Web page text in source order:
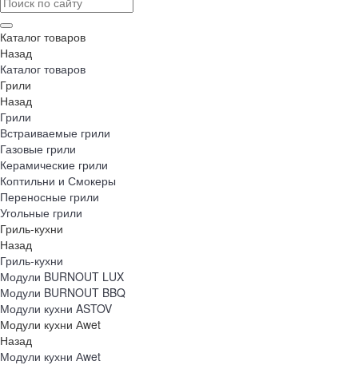
Каталог товаров
Назад
Каталог товаров
Грили
Назад
Грили
Встраиваемые грили
Газовые грили
Керамические грили
Коптильни и Смокеры
Переносные грили
Угольные грили
Гриль-кухни
Назад
Гриль-кухни
Модули BURNOUT LUX
Модули BURNOUT BBQ
Модули кухни ASTOV
Модули кухни Аwet
Назад
Модули кухни Аwet